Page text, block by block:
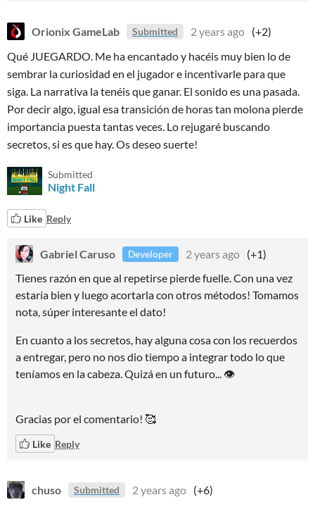
Orionix GameLab Submitted 2 years ago (+2)
Qué JUEGARDO. Me ha encantado y hacéis muy bien lo de
sembrar la curiosidad en el jugador e incentivarle para que
siga. La narrativa la tenéis que ganar. El sonido es una pasada.
Por decir algo, igual esa transición de horas tan molona pierde
importancia puesta tantas veces. Lo rejugaré buscando
secretos, si es que hay. Os deseo suerte!
Submitted
Night Fall
Like Reply
Gabriel Caruso Developer 2 years ago (+1)
Tienes razón en que al repetirse pierde fuelle. Con una vez
estaría bien y luego acortarla con otros métodos! Tomamos
nota, súper interesante el dato!
En cuanto a los secretos, hay alguna cosa con los recuerdos
a entregar, pero no nos dio tiempo a integrar todo lo que
teníamos en la cabeza. Quizá en un futuro... 👁
Gracias por el comentario! 🥰
Like Reply
chuso Submitted 2 years ago (+6)